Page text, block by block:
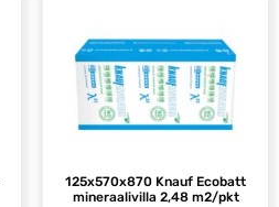
125x570x870 Knauf Ecobatt
mineraalivilla 2,48 m2/pkt